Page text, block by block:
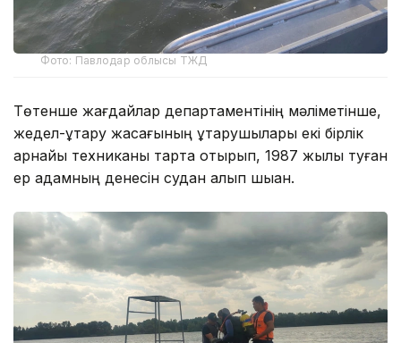
Фото: Павлодар облысы ТЖД
Төтенше жағдайлар департаментінің мәліметінше,
жедел-құтқару жасағының құтқарушылары екі бірлік
арнайы техниканы тарта отырып, 1987 жылы туған
ер адамның денесін судан алып шыққан.